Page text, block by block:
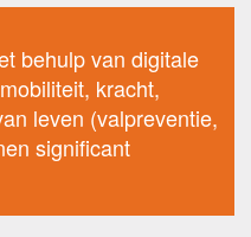
behulp van digitale
kracht,
leven (valpreventie,
significant